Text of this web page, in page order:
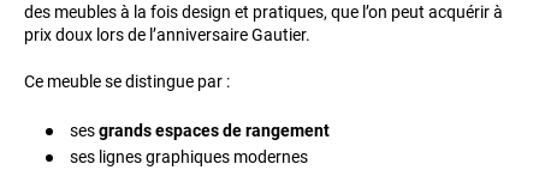
des meubles à la fois design et pratiques, que l’on peut acquérir à
prix doux lors de l’anniversaire Gautier.
Ce meuble se distingue par :
sesgrands espaces de rangement
ses lignes graphiques modernes